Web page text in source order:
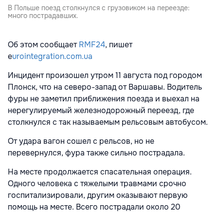
В Польше поезд столкнулся с грузовиком на переезде:
много пострадавших.
Об этом сообщаетRMF24, пишет
eurointegration.com.ua
Инцидент произошел утром 11 августа под городом
Плонск, что на северо-запад от Варшавы. Водитель
фуры не заметил приближения поезда и выехал на
нерегулируемый железнодорожный переезд, где
столкнулся с так называемым рельсовым автобусом.
От удара вагон сошел с рельсов, но не
перевернулся, фура также сильно пострадала.
На месте продолжается спасательная операция.
Одного человека с тяжелыми травмами срочно
госпитализировали, другим оказывают первую
помощь на месте. Всего пострадали около 20